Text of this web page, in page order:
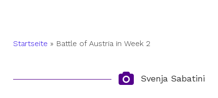
Startseite » Battle of Austria in Week 2
Svenja Sabatini